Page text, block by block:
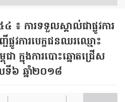
៖ ការ​ទទួល​ស្គាល់​ជា​ផ្លូវ​ការ
លូវ​ការ​បេក្ខជន​ឈរ​ឈ្មោះ
ក្នុង​ការ​បោះ​ឆ្នោត​ជ្រើស​
ទី៦ ឆ្នាំ​២០១៨